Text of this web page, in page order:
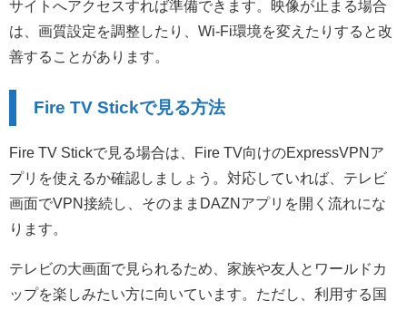
サイトへアクセスすれば準備できます。映像が止まる場合
は、画質設定を調整したり、Wi-Fi環境を変えたりすると改
善することがあります。
Fire TV Stickで見る方法
Fire TV Stickで見る場合は、Fire TV向けのExpressVPNア
プリを使えるか確認しましょう。対応していれば、テレビ
画面でVPN接続し、そのままDAZNアプリを開く流れにな
ります。
テレビの大画面で見られるため、家族や友人とワールドカ
ップを楽しみたい方に向いています。ただし、利用する国